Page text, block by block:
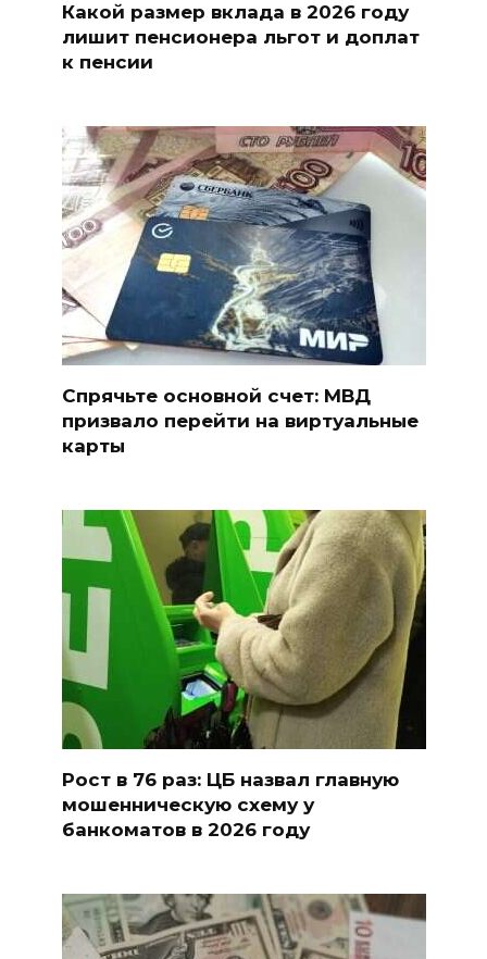
Какой размер вклада в 2026 году
лишит пенсионера льгот и доплат
к пенсии
Спрячьте основной счет: МВД
призвало перейти на виртуальные
карты
Рост в 76 раз: ЦБ назвал главную
мошенническую схему у
банкоматов в 2026 году